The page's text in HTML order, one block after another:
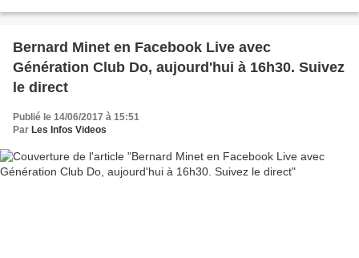
Bernard Minet en Facebook Live avec
Génération Club Do, aujourd'hui à 16h30. Suivez
le direct
Publié le 14/06/2017 à 15:51
Par Les Infos Videos